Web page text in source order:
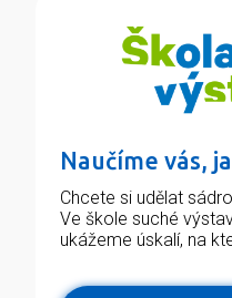
Naučíme vás,
Chcete si udělat
Ve škole suché
ukážeme úskalí, na